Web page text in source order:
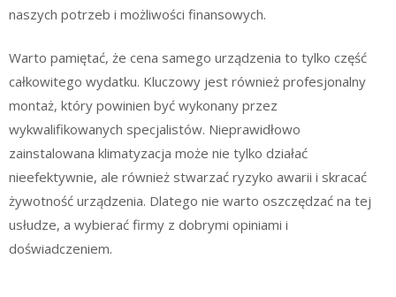
naszych potrzeb i możliwości finansowych.
Warto pamiętać, że cena samego urządzenia to tylko część
całkowitego wydatku. Kluczowy jest również profesjonalny
montaż, który powinien być wykonany przez
wykwalifikowanych specjalistów. Nieprawidłowo
zainstalowana klimatyzacja może nie tylko działać
nieefektywnie, ale również stwarzać ryzyko awarii i skracać
żywotność urządzenia. Dlatego nie warto oszczędzać na tej
usłudze, a wybierać firmy z dobrymi opiniami i
doświadczeniem.